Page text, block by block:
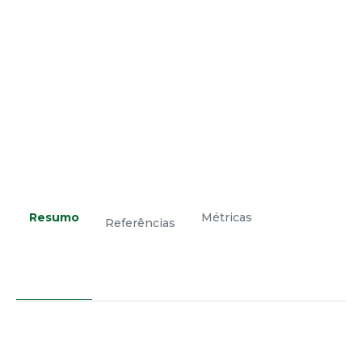
Resumo Referências Métricas